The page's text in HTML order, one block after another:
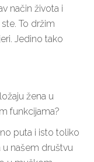
način života i
To držim
Jedino tako
žena u
funkcijama?
puta i isto toliko
u našem društvu